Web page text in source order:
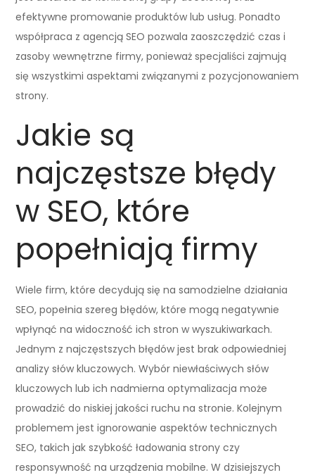
efektywne promowanie produktów lub usług. Ponadto
współpraca z agencją SEO pozwala zaoszczędzić czas i
zasoby wewnętrzne firmy, ponieważ specjaliści zajmują
się wszystkimi aspektami związanymi z pozycjonowaniem
strony.
Jakie są
najczęstsze błędy
w SEO, które
popełniają firmy
Wiele firm, które decydują się na samodzielne działania
SEO, popełnia szereg błędów, które mogą negatywnie
wpłynąć na widoczność ich stron w wyszukiwarkach.
Jednym z najczęstszych błędów jest brak odpowiedniej
analizy słów kluczowych. Wybór niewłaściwych słów
kluczowych lub ich nadmierna optymalizacja może
prowadzić do niskiej jakości ruchu na stronie. Kolejnym
problemem jest ignorowanie aspektów technicznych
SEO, takich jak szybkość ładowania strony czy
responsywność na urządzenia mobilne. W dzisiejszych